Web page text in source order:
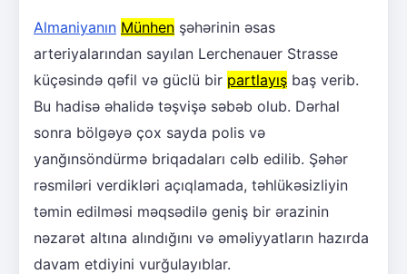
Almaniyanın Münhen şəhərinin əsas
arteriyalarından sayılan Lerchenauer Strasse
küçəsində qəfil və güclü bir partlayış baş verib.
Bu hadisə əhalidə təşvişə səbəb olub. Dərhal
sonra bölgəyə çox sayda polis və
yanğınsöndürmə briqadaları cəlb edilib. Şəhər
rəsmiləri verdikləri açıqlamada, təhlükəsizliyin
təmin edilməsi məqsədilə geniş bir ərazinin
nəzarət altına alındığını və əməliyyatların hazırda
davam etdiyini vurğulayıblar.